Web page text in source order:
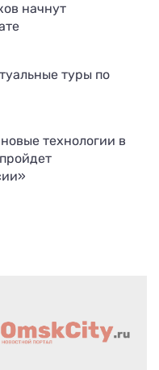
начнут
туры по
технологии в